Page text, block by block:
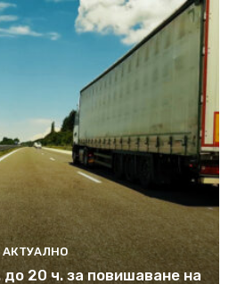
АКТУАЛНО
до 20 ч. за повишаване на